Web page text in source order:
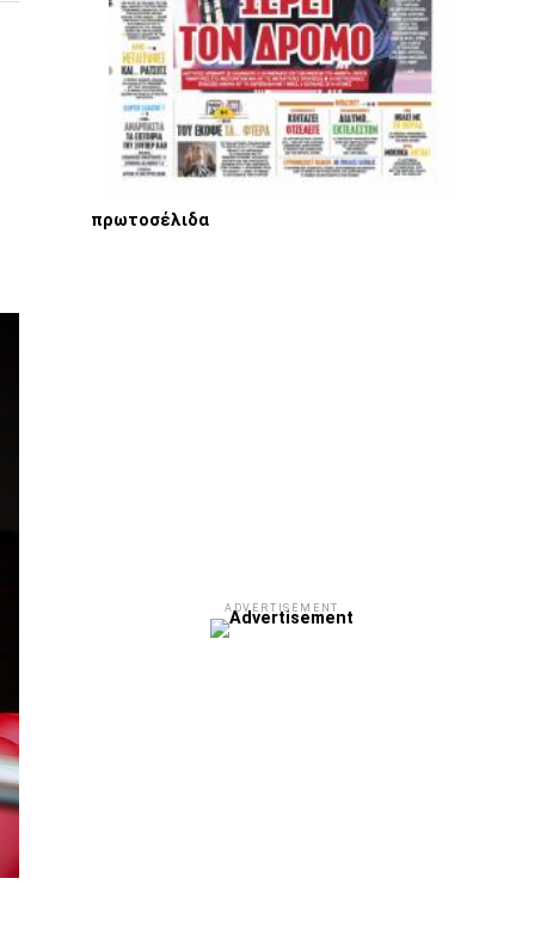
πρωτοσέλιδα
ADVERTISEMENT